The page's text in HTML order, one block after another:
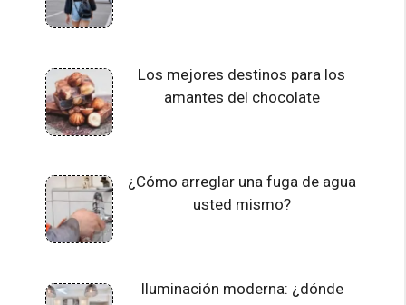
Los mejores destinos para los
amantes del chocolate
¿Cómo arreglar una fuga de agua
usted mismo?
Iluminación moderna: ¿dónde